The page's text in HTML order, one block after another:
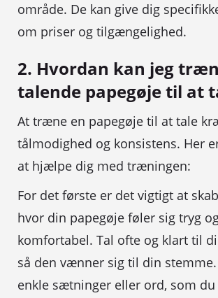
område. De kan give dig
om priser og tilgængelighed.
2. Hvordan kan jeg
talende papegøje til at
At træne en papegøje til at tale
tålmodighed og konsistens. Her
at hjælpe dig med træningen:
For det første er det vigtigt at
hvor din papegøje føler sig tryg
komfortabel. Tal ofte og klart til
så den vænner sig til din
enkle sætninger eller ord, som du